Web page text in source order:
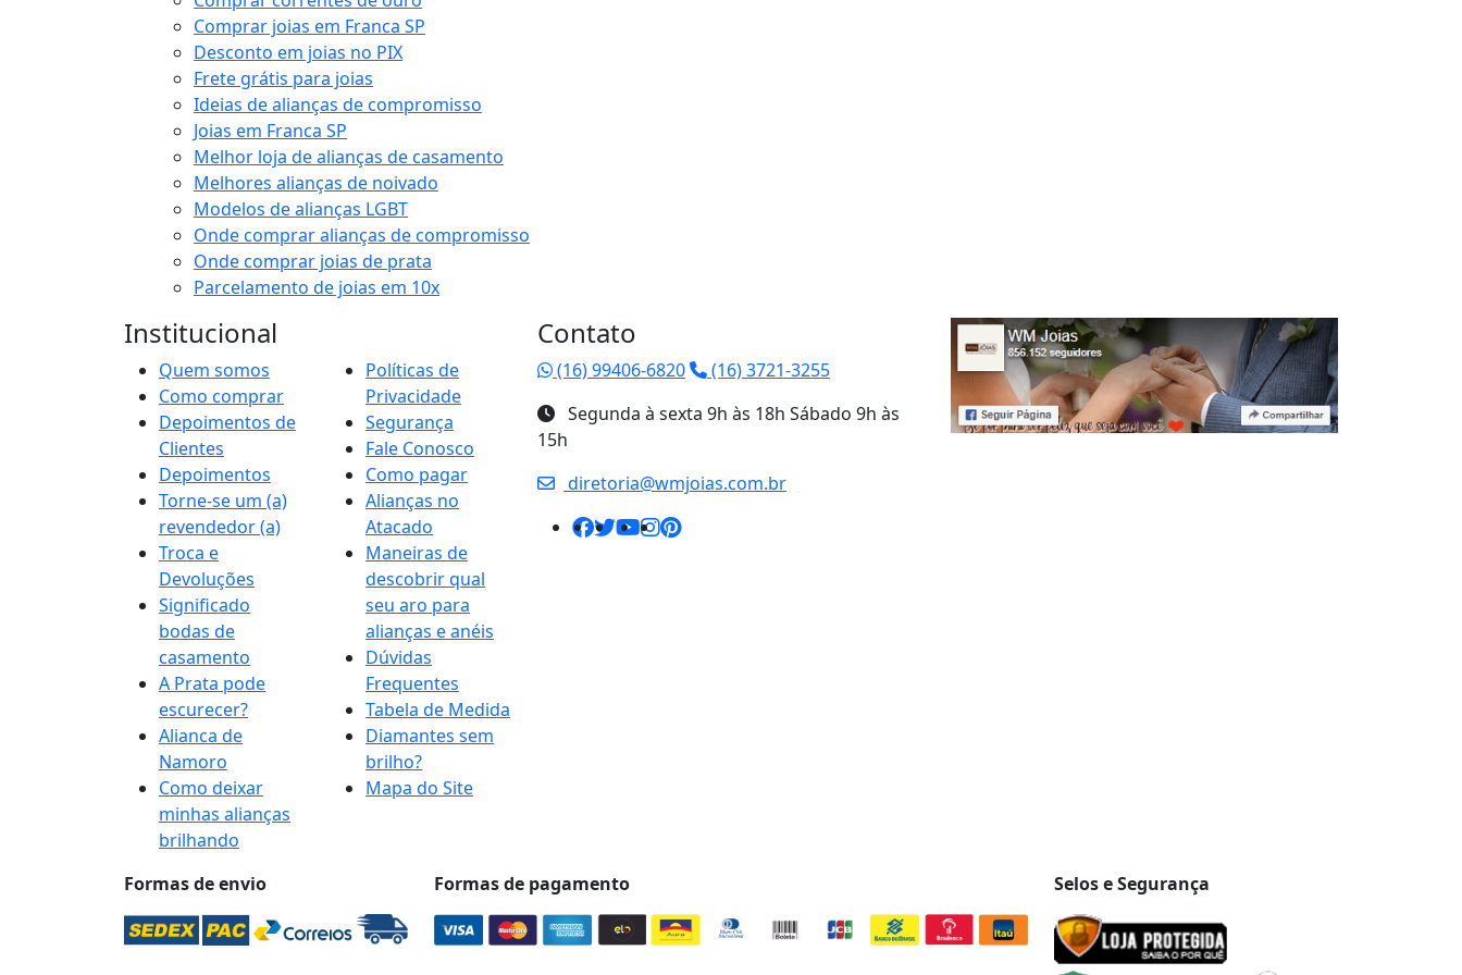
Comprar joias em Franca SP
Desconto em joias no PIX
Frete grátis para joias
Ideias de alianças de compromisso
Joias em Franca SP
Melhor loja de alianças de casamento
Melhores alianças de noivado
Modelos de alianças LGBT
Onde comprar alianças de compromisso
Onde comprar joias de prata
Parcelamento de joias em 10x
Institucional
Quem somos
Como comprar
Depoimentos de
Clientes
Depoimentos
Torne-se um (a)
revendedor (a)
Troca e
Devoluções
Significado
bodas de
casamento
A Prata pode
escurecer?
Alianca de
Namoro
Como deixar
minhas alianças
brilhando
Políticas de
Privacidade
Segurança
Fale Conosco
Como pagar
Alianças no
Atacado
Maneiras de
descobrir qual
seu aro para
alianças e anéis
Dúvidas
Frequentes
Tabela de Medida
Diamantes sem
brilho?
Mapa do Site
Contato
(16) 99406-6820
(16) 3721-3255
Segunda à sexta 9h às 18h Sábado 9h às
15h
diretoria@wmjoias.com.br
Formas de envio Formas de pagamento Selos e Segurança